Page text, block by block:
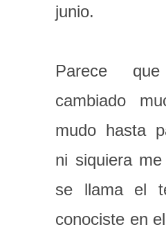
junio.
Parece
cambiado
mudo hasta
ni siquiera
se llama el
conociste en